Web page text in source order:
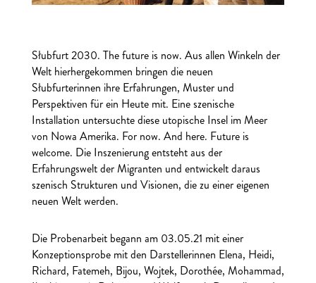
Słubfurt 2030. The future is now. Aus allen Winkeln der
Welt hierhergekommen bringen die neuen
Słubfurterinnen ihre Erfahrungen, Muster und
Perspektiven für ein Heute mit. Eine szenische
Installation untersuchte diese utopische Insel im Meer
von Nowa Amerika. For now. And here. Future is
welcome. Die Inszenierung entsteht aus der
Erfahrungswelt der Migranten und entwickelt daraus
szenisch Strukturen und Visionen, die zu einer eigenen
neuen Welt werden.
Die Probenarbeit begann am 03.05.21 mit einer
Konzeptionsprobe mit den Darstellerinnen Elena, Heidi,
Richard, Fatemeh, Bijou, Wojtek, Dorothée, Mohammad,